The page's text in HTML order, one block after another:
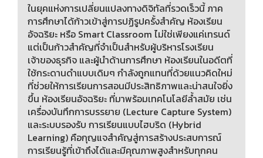
ในยุคแห่งการเปลี่ยนแปลงทางดิจิทัลที่รวดเร็วนี้ ภาค
การศึกษาได้ก้าวเข้าสู่การปฏิรูปครั้งสำคัญ ห้องเรียน
อัจฉริยะ หรือ Smart Classroom ไม่ใช่เพียงแค่เทรนด์
แต่เป็นก้าวสำคัญที่จำเป็นสำหรับผู้บริหารโรงเรียน
เจ้าของธุรกิจ และผู้นำด้านการศึกษา ห้องเรียนในอดีตที่
ใช้กระดานดำแบบเดิมๆ กำลังถูกแทนที่ด้วยแนวคิดใหม่
ที่ช่วยให้การเรียนการสอนมีประสิทธิภาพและน่าสนใจยิ่ง
ขึ้น ห้องเรียนอัจฉริยะ ที่มาพร้อมเทคโนโลยีล้ำสมัย เช่น
เครื่องบันทึกการบรรยาย (Lecture Capture System)
และระบบรองรับ การเรียนแบบไฮบริด (Hybrid
Learning) คือกุญแจสำคัญสู่การสร้างประสบการณ์
การเรียนรู้ที่เข้าถึงได้และมีคุณภาพสูงสำหรับทุกคน